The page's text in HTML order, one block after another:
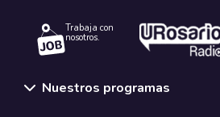
Trabaja con
nosotros.
Nuestros programas